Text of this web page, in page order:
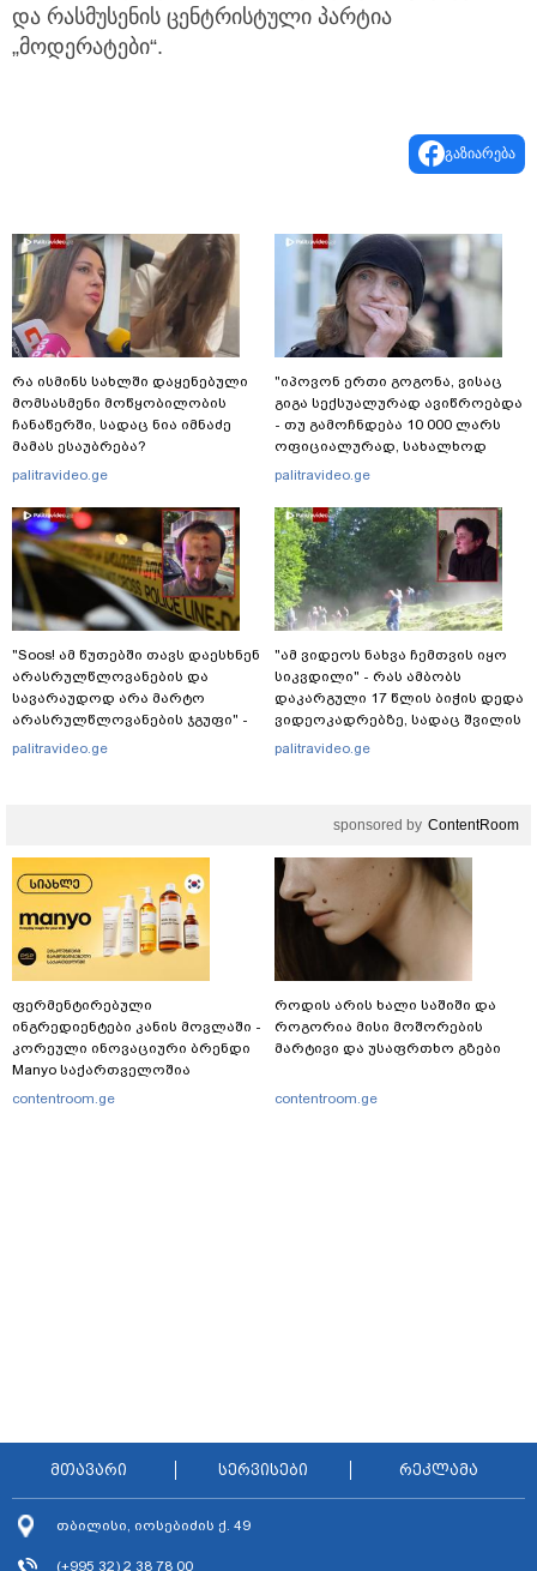
და რასმუსენის ცენტრისტული პარტია
„მოდერატები“.
გაზიარება
რა ისმინს სახლში დაყენებული
მომსასმენი მოწყობილობის
ჩანაწერში, სადაც ნია იმნაძე
მამას ესაუბრება?
palitravideo.ge
"Soos! ამ წუთებში თავს დაესხნენ
არასრულწლოვანების და
სავარაუდოდ არა მარტო
არასრულწლოვანების ჯგუფი" -
რა ინფორმაციას ავრცელებს
palitravideo.ge
"იპოვონ ერთი გოგონა, ვისაც
გიგა სექსუალურად ავიწროებდა
- თუ გამოჩნდება 10 000 ლარს
ოფიციალურად, სახალხოდ
გადავცემ" - ეკა კუპატაძე
palitravideo.ge
"ამ ვიდეოს ნახვა ჩემთვის იყო
სიკვდილი" - რას ამბობს
დაკარგული 17 წლის ბიჭის დედა
ვიდეოკადრებზე, სადაც შვილის
განწირული ვედრების ხმა
palitravideo.ge
sponsored by ContentRoom
ფერმენტირებული
ინგრედიენტები კანის მოვლაში -
კორეული ინოვაციური ბრენდი
Manyo საქართველოშია
contentroom.ge
როდის არის ხალი საშიში და
როგორია მისი მოშორების
მარტივი და უსაფრთხო გზები
contentroom.ge
მთავარი სერვისები რეკლამა
თბილისი, იოსებიძის ქ. 49
(+995 32) 2 38 78 00